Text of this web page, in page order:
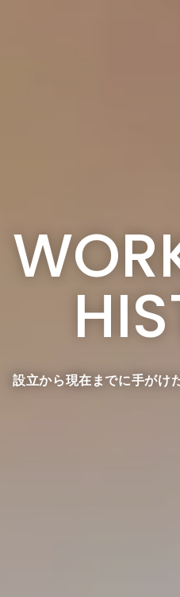
設立から現在までに手がけ